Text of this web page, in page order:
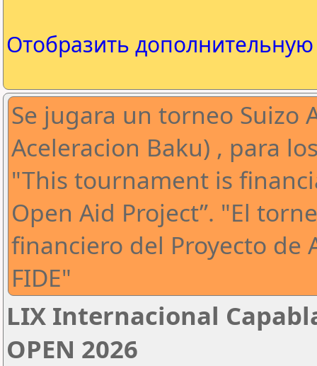
Отобразить
Se jugara un torneo Suizo
Aceleracion Baku) , para
"This tournament is
Open Aid Project”. "El
financiero del Proyecto de
FIDE"
LIX Internacional
OPEN 2026